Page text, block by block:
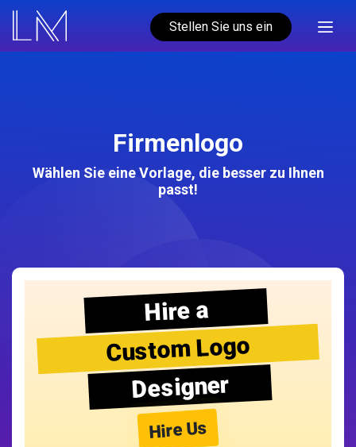
Stellen Sie uns ein
Firmenlogo
Wählen Sie eine Vorlage, die besser zu Ihnen
passt!
Hire a
Custom Logo
Designer
Hire Us